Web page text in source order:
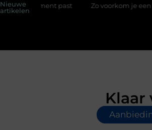
Nieuwe
artikelen
Zo voorkom je een verkeerde
Klaar